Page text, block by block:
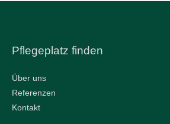
Pflegeplatz finden
Über uns
Referenzen
Kontakt